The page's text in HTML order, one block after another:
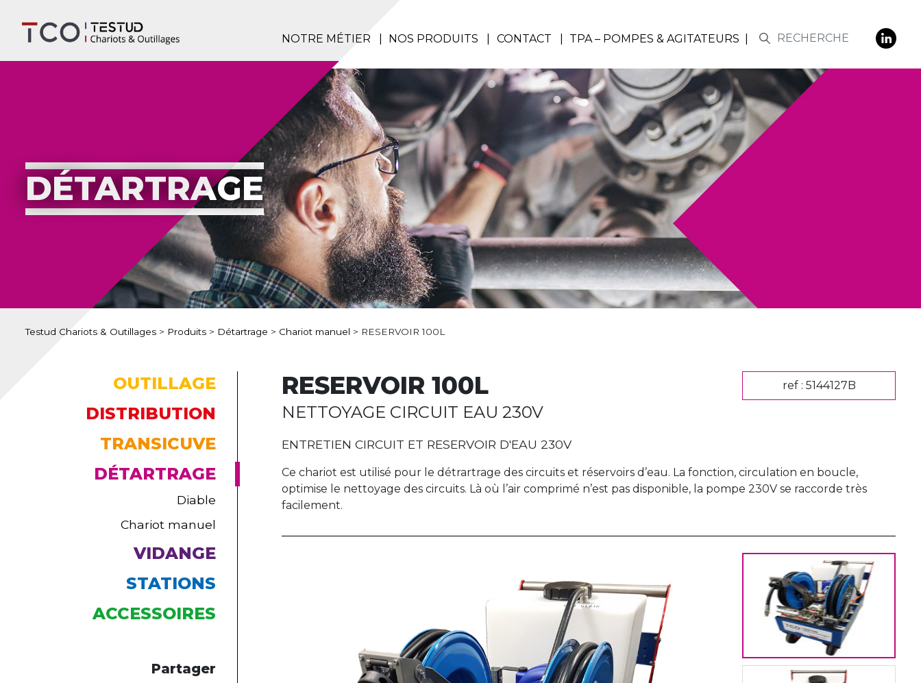
NOTRE MÉTIER NOS PRODUITS CONTACT TPA – POMPES & AGITATEURS
DÉTARTRAGE
Testud Chariots & Outillages > Produits > Détartrage > Chariot manuel > RESERVOIR 100L
OUTILLAGE
DISTRIBUTION
TRANSICUVE
DÉTARTRAGE
Diable
Chariot manuel
VIDANGE
STATIONS
ACCESSOIRES
Partager
RESERVOIR 100L
NETTOYAGE CIRCUIT EAU 230V
ref : 5144127B
ENTRETIEN CIRCUIT ET RESERVOIR D'EAU 230V
Ce chariot est utilisé pour le détrartrage des circuits et réservoirs d’eau. La fonction, circulation en boucle,
optimise le nettoyage des circuits. Là où l’air comprimé n’est pas disponible, la pompe 230V se raccorde très
facilement.